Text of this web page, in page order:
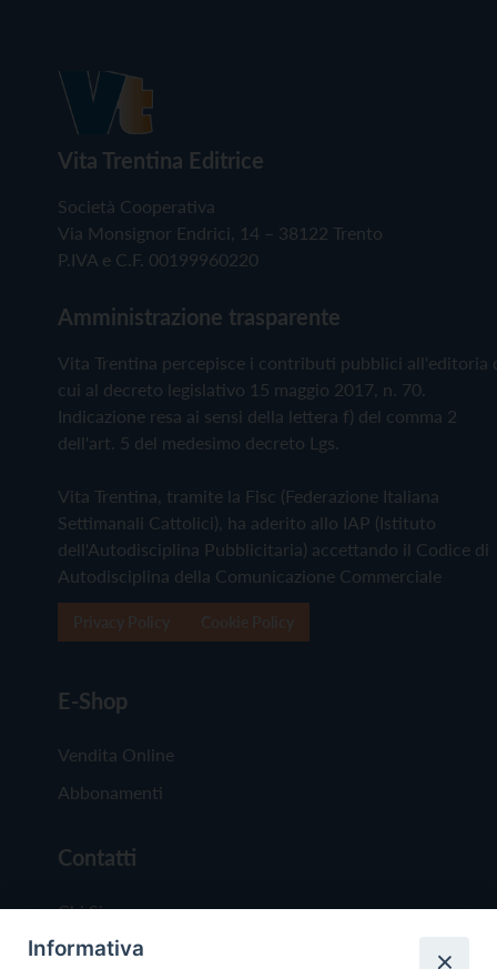
Vita Trentina Editrice
Società Cooperativa
Via Monsignor Endrici, 14 – 38122 Trento
P.IVA e C.F. 00199960220
Amministrazione trasparente
Vita Trentina percepisce i contributi pubblici all'editoria
cui al decreto legislativo 15 maggio 2017, n. 70.
Indicazione resa ai sensi della lettera f) del comma 2
dell'art. 5 del medesimo decreto Lgs.
Vita Trentina, tramite la Fisc (Federazione Italiana
Settimanali Cattolici), ha aderito allo IAP (Istituto
dell'Autodisciplina Pubblicitaria) accettando il Codice di
Autodisciplina della Comunicazione Commerciale
E-Shop
Vendita Online
Abbonamenti
Contatti
Chi Siamo
Redazione
Informativa